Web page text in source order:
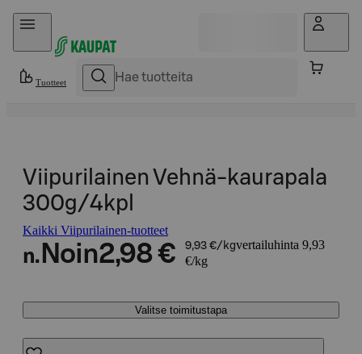
Hyppää sisältöön
Tuotteet
Viipurilainen Vehnä-kaurapala
300g/4kpl
Kaikki Viipurilainen-tuotteet
n. Noin2,98 € 9,93 €/kgvertailuhinta 9,93
€/kg
Valitse toimitustapa